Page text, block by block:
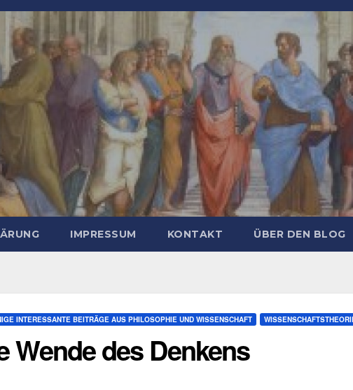
IMPRESSUM KONTAKT ÜBER DEN BLOG
INTERESSANTE BEITRÄGE AUS PHILOSOPHIE UND WISSENSCHAFT
Wende des Denkens